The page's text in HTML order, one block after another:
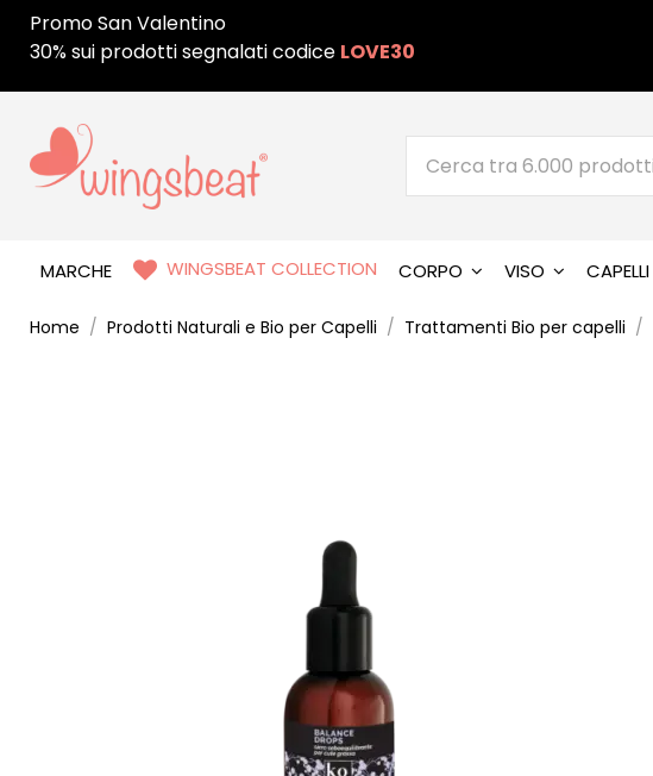
Promo San Valentino
30% sui prodotti segnalati codice LOVE30
MARCHE WINGSBEAT COLLECTION CORPO VISO CAPELLI
Home Prodotti Naturali e Bio per Capelli Trattamenti Bio per capelli